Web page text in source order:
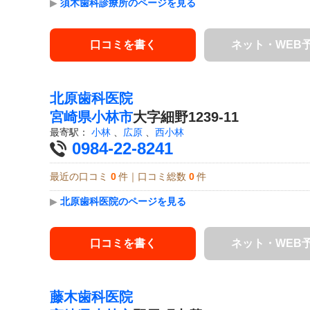
▶ 須木歯科診療所のページを見る
口コミを書く ネット・WEB
北原歯科医院
宮崎県小林市大字細野1239-11
最寄駅： 小林 広原 西小林
0984-22-8241
最近の口コミ 0 件｜口コミ総数 0 件
▶ 北原歯科医院のページを見る
口コミを書く ネット・WEB
藤木歯科医院